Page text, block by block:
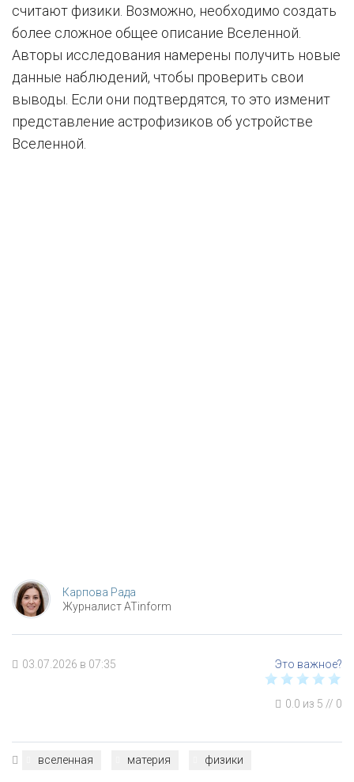
считают физики. Возможно, необходимо создать
более сложное общее описание Вселенной.
Авторы исследования намерены получить новые
данные наблюдений, чтобы проверить свои
выводы. Если они подтвердятся, то это изменит
представление астрофизиков об устройстве
Вселенной.
Карпова Рада
Журналист ATinform
03.07.2026 в 07:35
0.0 из 5 // 0
вселенная материя физики